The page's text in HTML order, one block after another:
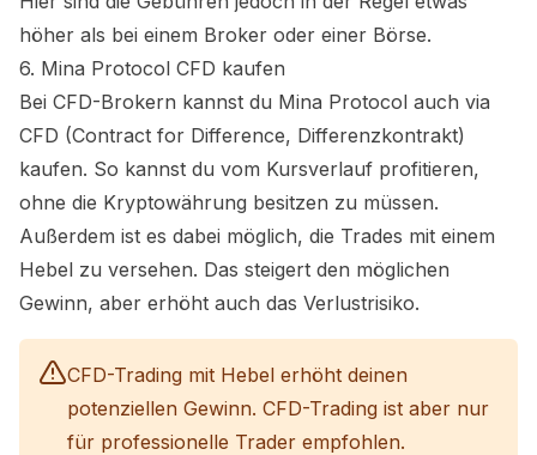
höher als bei einem Broker oder einer Börse.
6. Mina Protocol CFD kaufen
Bei CFD-Brokern kannst du Mina Protocol auch via
CFD (Contract for Difference, Differenzkontrakt)
kaufen. So kannst du vom Kursverlauf profitieren,
ohne die Kryptowährung besitzen zu müssen.
Außerdem ist es dabei möglich, die Trades mit einem
Hebel zu versehen. Das steigert den möglichen
Gewinn, aber erhöht auch das Verlustrisiko.
CFD-Trading mit Hebel erhöht deinen
potenziellen Gewinn. CFD-Trading ist aber nur
für professionelle Trader empfohlen.